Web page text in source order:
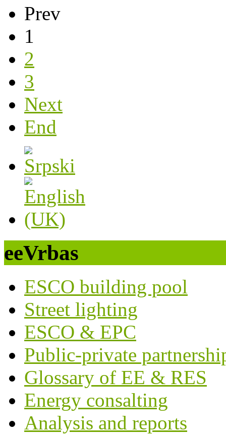
Prev
1
2
3
Next
End
eeVrbas
ESCO building pool
Street lighting
ESCO & EPC
Public-private
Glossary of EE & RES
Energy consalting
Analysis and reports